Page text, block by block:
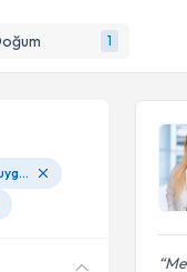
1
Lazer ile genital estetik uygulamaları